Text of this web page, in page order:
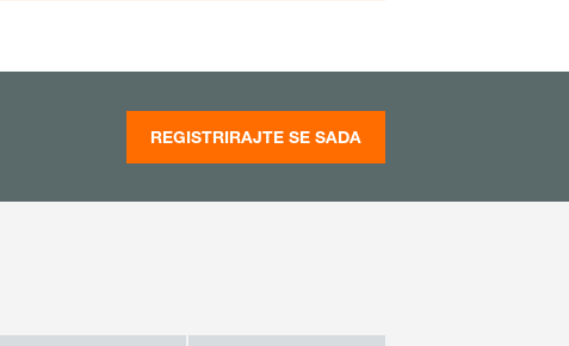
REGISTRIRAJTE SE SADA